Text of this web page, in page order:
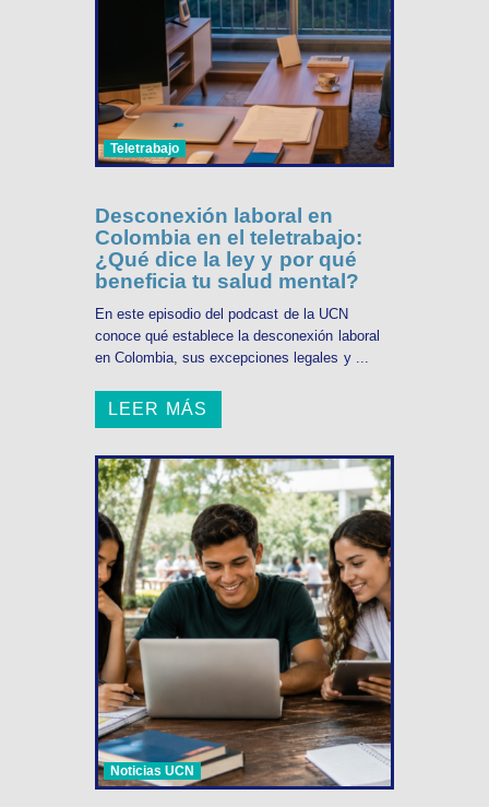
Teletrabajo
Desconexión laboral en
Colombia en el teletrabajo:
¿Qué dice la ley y por qué
beneficia tu salud mental?
En este episodio del podcast de la UCN
conoce qué establece la desconexión laboral
en Colombia, sus excepciones legales y ...
LEER MÁS
Noticias UCN